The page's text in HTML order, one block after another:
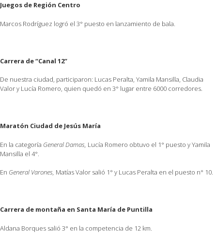
Juegos de Región Centro
Marcos Rodríguez logró el 3° puesto en lanzamiento de bala.
Carrera de “Canal 12”
De nuestra ciudad, participaron: Lucas Peralta, Yamila Mansilla, Claudia
Valor y Lucía Romero, quien quedó en 3° lugar entre 6000 corredores.
Maratón Ciudad de Jesús María
En la categoría General Damas, Lucía Romero obtuvo el 1° puesto y Yamila
Mansilla el 4°.
En General Varones, Matías Valor salió 1° y Lucas Peralta en el puesto n° 10.
Carrera de montaña en Santa María de Puntilla
Aldana Borques salió 3° en la competencia de 12 km.